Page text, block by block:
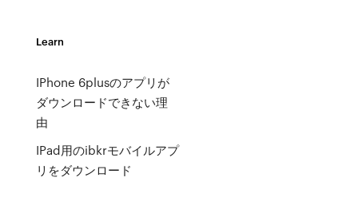
Learn
IPhone 6plusのアプリが
ダウンロードできない理
由
IPad用のibkrモバイルアプ
リをダウンロード